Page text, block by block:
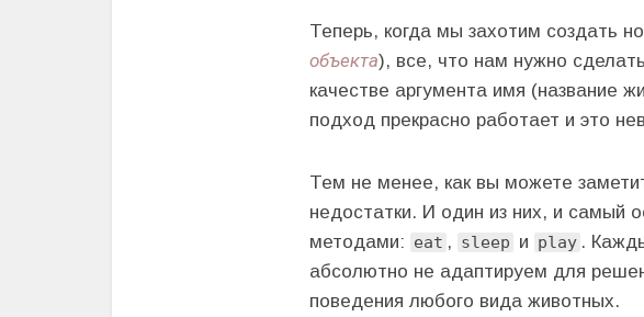
Теперь, когда мы захотим создать
объекта), все, что нам нужно
качестве аргумента имя (название
подход прекрасно работает и это
Тем не менее, как вы можете
недостатки. И один из них, и самый
методами: eat , sleep и play .
абсолютно не адаптируем для
поведения любого вида животных.